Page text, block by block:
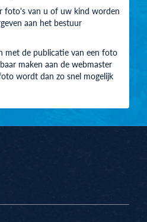
foto's van u of uw kind worden
aan het bestuur
met de publicatie van een foto
maken aan de webmaster
wordt dan zo snel mogelijk